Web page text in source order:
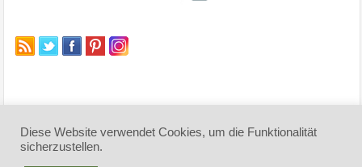
Diese Website verwendet Cookies, um die Funktionalität
sicherzustellen.